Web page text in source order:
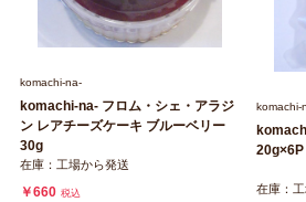
komachi‐na‐
komachi‐na‐ フロム・シェ・アラジ
ン レアチーズケーキ ブルーベリー
30g
在庫：工場から発送
￥660 税込
20g×6P
在庫：